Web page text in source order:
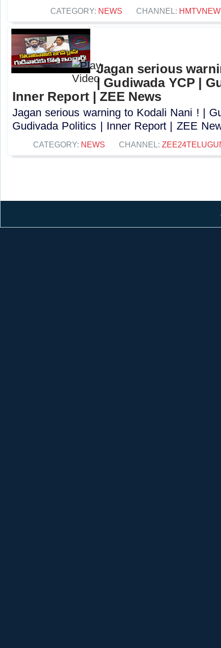
CATEGORY: NEWS CHANNEL:
Jagan serious
| Gudiwada YCP |
Inner Report | ZEE News
Jagan serious warning to Kodali Nani ! |
Gudivada Politics | Inner Report | ZEE
CATEGORY: NEWS CHANNEL: